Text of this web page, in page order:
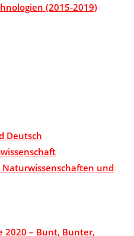
(2015-2019)
Deutsch
und
2020 – Bunt, Bunter,